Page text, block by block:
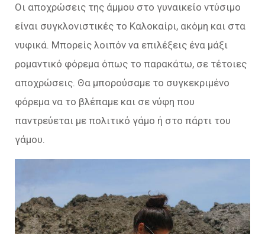
Οι αποχρώσεις της άμμου στο γυναικείο ντύσιμο
είναι συγκλονιστικές το Καλοκαίρι, ακόμη και στα
νυφικά. Μπορείς λοιπόν να επιλέξεις ένα μάξι
ρομαντικό φόρεμα όπως το παρακάτω, σε τέτοιες
αποχρώσεις. Θα μπορούσαμε το συγκεκριμένο
φόρεμα να το βλέπαμε και σε νύφη που
παντρεύεται με πολιτικό γάμο ή στο πάρτι του
γάμου.